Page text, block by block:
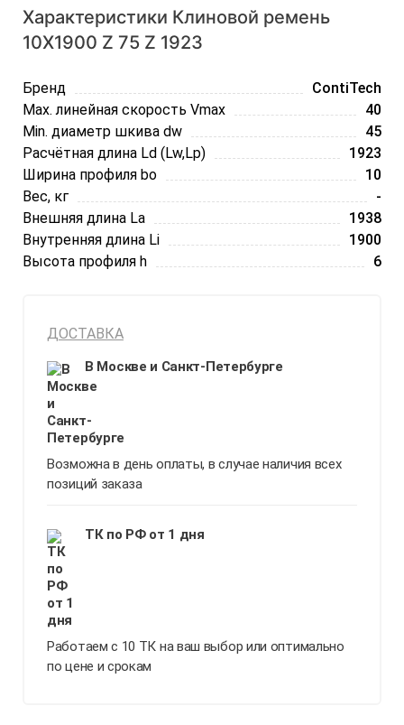
Характеристики Клиновой ремень
10Х1900 Z 75 Z 1923
Бренд
ContiTech
Max. линейная скорость Vmax
40
Min. диаметр шкива dw
45
Расчётная длина Ld (Lw,Lp)
1923
Ширина профиля bo
10
Вес, кг
-
Внешняя длина La
1938
Внутренняя длина Li
1900
Высота профиля h
6
ДОСТАВКА
В Москве и Санкт-Петербурге
Возможна в день оплаты, в случае наличия всех
позиций заказа
ТК по РФ от 1 дня
Работаем с 10 ТК на ваш выбор или оптимально
по цене и срокам